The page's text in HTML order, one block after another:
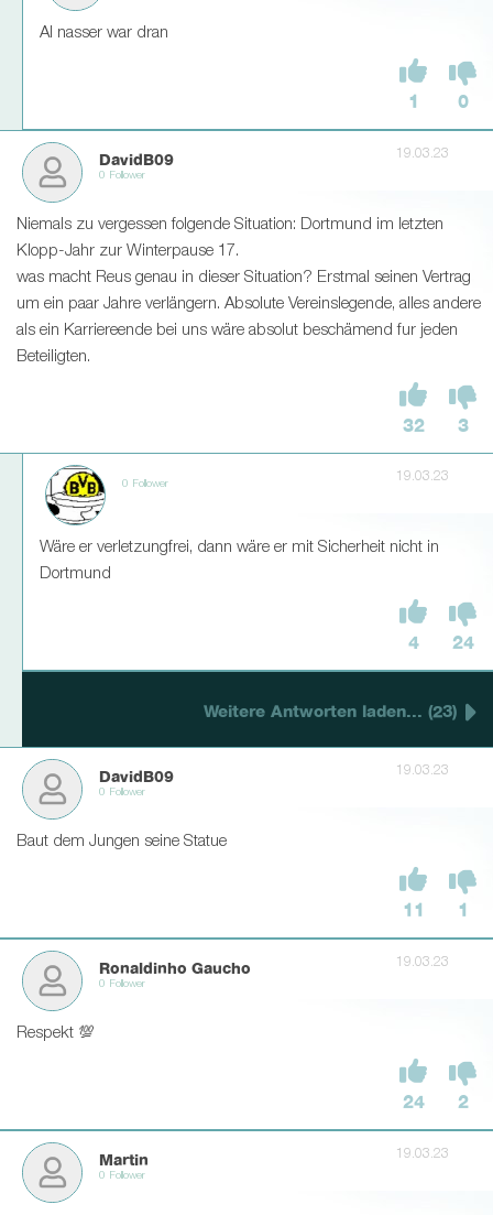
Al nasser war dran
1 0
DavidB09
0 Follower
19.03.23
Niemals zu vergessen folgende Situation: Dortmund im letzten
Klopp-Jahr zur Winterpause 17.
was macht Reus genau in dieser Situation? Erstmal seinen Vertrag
um ein paar Jahre verlängern. Absolute Vereinslegende, alles andere
als ein Karriereende bei uns wäre absolut beschämend fur jeden
Beteiligten.
32 3
0 Follower
19.03.23
Wäre er verletzungfrei, dann wäre er mit Sicherheit nicht in
Dortmund
4 24
Weitere Antworten laden... (23)
DavidB09
0 Follower
19.03.23
Baut dem Jungen seine Statue
11 1
Ronaldinho Gaucho
0 Follower
19.03.23
Respekt 💯
24 2
Martin
0 Follower
19.03.23